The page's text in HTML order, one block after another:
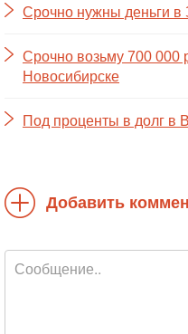
Срочно нужны деньги в
Срочно возьму 700 000
Новосибирске
Под проценты в долг в
Добавить